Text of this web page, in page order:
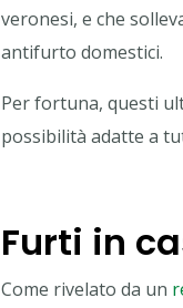
veronesi, e che
antifurto domestici.
Per fortuna, questi
possibilità adatte a
Furti in
Come rivelato da un